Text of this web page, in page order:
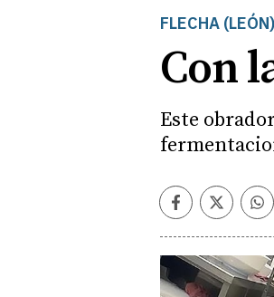
FLECHA (LEÓN)
Con
Este
Facebook
Twitter